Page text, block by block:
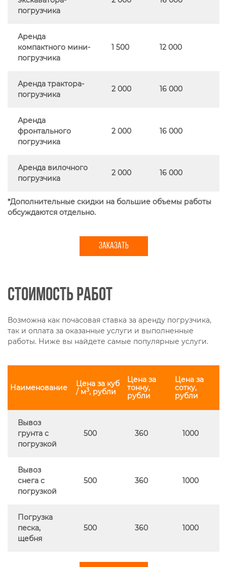
погрузчика
Аренда
компактного мини-
погрузчика
1 500 12 000
Аренда трактора-
погрузчика
2 000 16 000
Аренда
фронтального
погрузчика
2 000 16 000
Аренда вилочного
погрузчика
2 000 16 000
*Дополнительные скидки на большие объемы работы
обсуждаются отдельно.
ЗАКАЗАТЬ
Стоимость работ
Возможна как почасовая ставка за аренду погрузчика,
так и оплата за оказанные услуги и выполненные
работы. Ниже вы найдете самые популярные услуги.
Наименование
Цена за куб
/ м3, рубли
Цена за
тонну,
рубли
Цена за
сотку,
рубли
Вывоз
грунта с
погрузкой
500 360 1000
Вывоз
снега с
погрузкой
500 360 1000
Погрузка
песка,
щебня
500 360 1000